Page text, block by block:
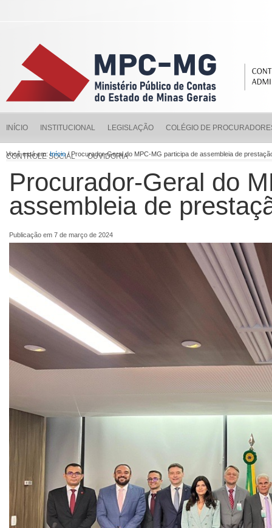
INÍCIO INSTITUCIONAL LEGISLAÇÃO COLÉGIO DE
CONTROLE SOCIAL OUVIDORIA
Você está em:Início/ Procurador-Geral do MPC-MG participa de assembleia de
Procurador-Geral do
assembleia de
Publicação em 7 de março de 2024